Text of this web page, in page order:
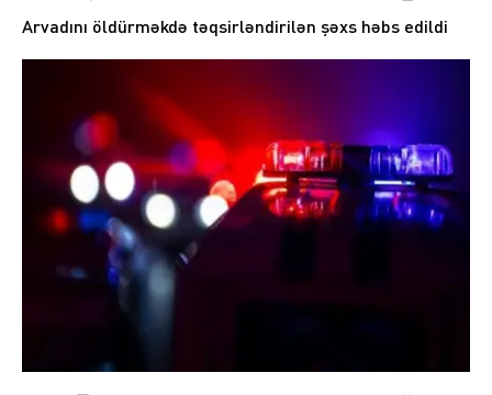
Arvadını öldürməkdə təqsirləndirilən şəxs həbs edildi